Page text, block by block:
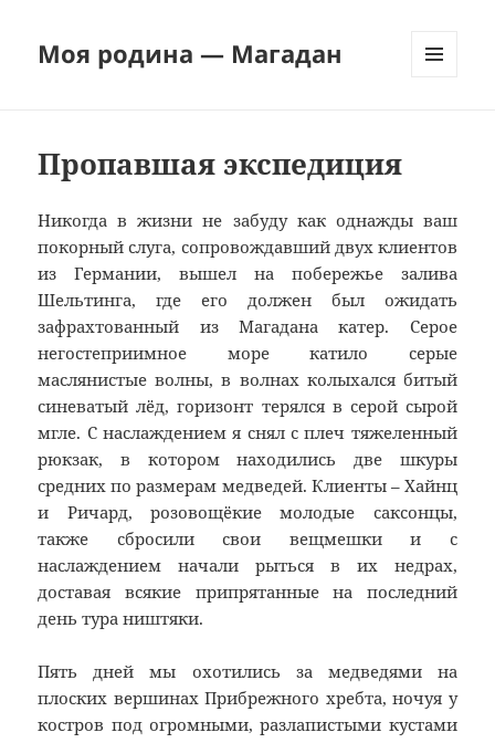
Моя родина — Магадан
Пропавшая экспедиция
Никогда в жизни не забуду как однажды ваш
покорный слуга, сопровождавший двух клиентов
из Германии, вышел на побережье залива
Шельтинга, где его должен был ожидать
зафрахтованный из Магадана катер. Серое
негостеприимное море катило серые
маслянистые волны, в волнах колыхался битый
синеватый лёд, горизонт терялся в серой сырой
мгле. С наслаждением я снял с плеч тяжеленный
рюкзак, в котором находились две шкуры
средних по размерам медведей. Клиенты – Хайнц
и Ричард, розовощёкие молодые саксонцы,
также сбросили свои вещмешки и с
наслаждением начали рыться в их недрах,
доставая всякие припрятанные на последний
день тура ништяки.
Пять дней мы охотились за медведями на
плоских вершинах Прибрежного хребта, ночуя у
костров под огромными, разлапистыми кустами